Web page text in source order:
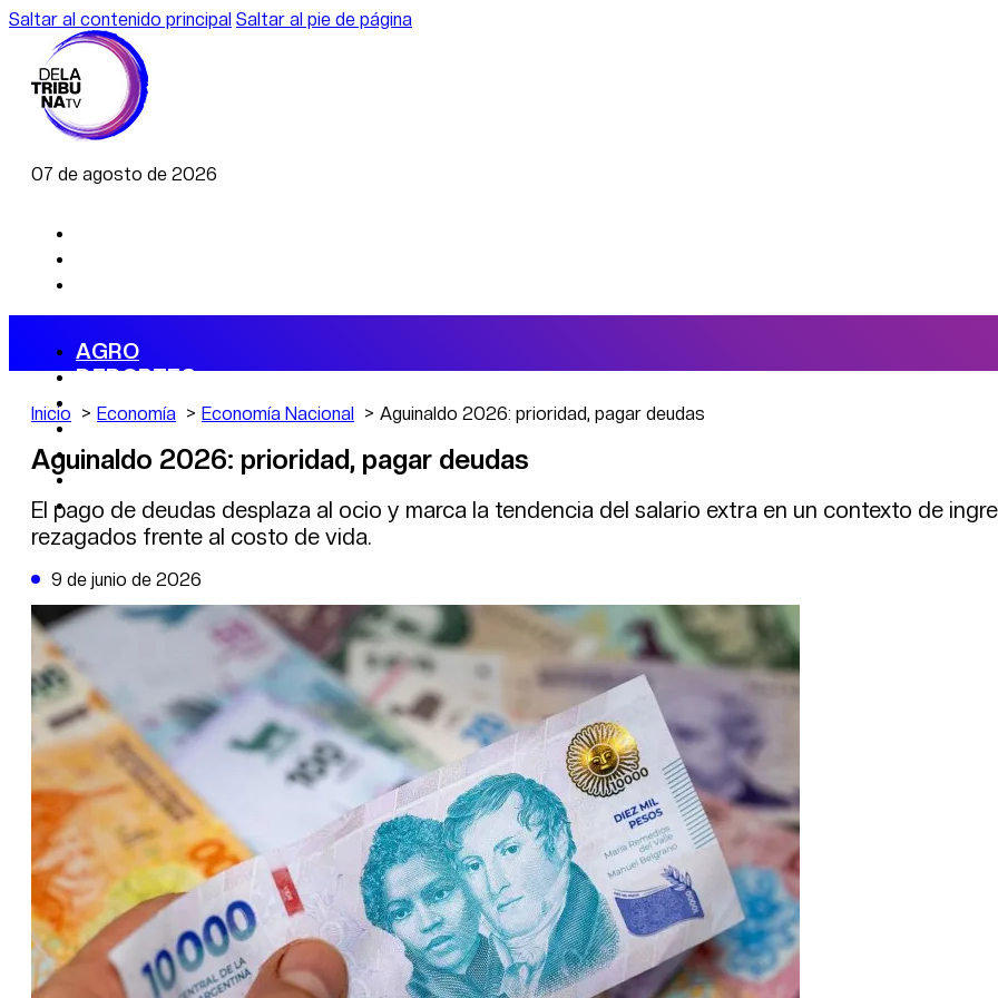
Saltar al contenido principal Saltar al pie de página
07 de agosto de 2026
AGRO
DEPORTES
ECONOMÍA
POLÍTICA
CAMBIO CLIMÁTICO
DE LA TRIBUNA TV
Inicio Economía Economía Nacional Aguinaldo 2026: prioridad, pagar deudas
Aguinaldo 2026: prioridad, pagar deudas
El pago de deudas desplaza al ocio y marca la tendencia del salario extra en un contexto de
rezagados frente al costo de vida.
9 de junio de 2026